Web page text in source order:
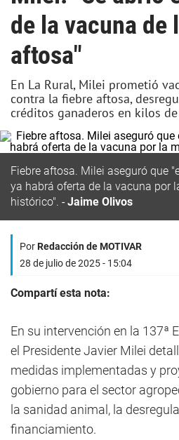
de la vacuna de
aftosa"
En La Rural, Milei prometió
contra la fiebre aftosa,
créditos ganaderos en kilos
Fiebre aftosa. Milei aseguró que
ya habrá oferta de la vacuna por
histórico".
Jaime Olivos
PorRedacción de MOTIVAR
28 de julio de 2025 - 15:04
Compartí esta nota:
En su intervención en la 137ª
el Presidente Javier Milei
medidas implementadas y
gobierno para el sector
la sanidad animal, la
financiamiento.